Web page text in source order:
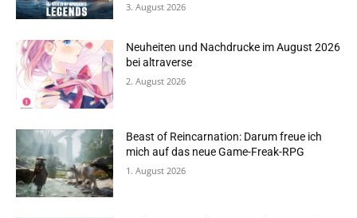
3. August 2026
Neuheiten und Nachdrucke im August 2026
bei altraverse
2. August 2026
Beast of Reincarnation: Darum freue ich
mich auf das neue Game-Freak-RPG
1. August 2026